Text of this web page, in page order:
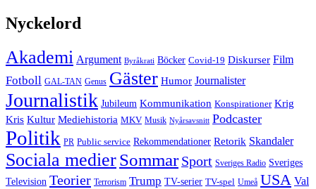
Nyckelord
Akademi Argument Byråkrati Böcker Covid-19 Diskurser Film
Fotboll GAL-TAN Genus Gäster Humor Journalister
Journalistik Jubileum Kommunikation Konspirationer Krig
Kris Kultur Mediehistoria MKV Musik Nyårsavsnitt Podcaster
Politik PR Public service Rekommendationer Retorik Skandaler
Sociala medierSommar Sport Sveriges Radio Sveriges
Television Teorier Terrorism Trump TV-serier TV-spel Umeå USA Val